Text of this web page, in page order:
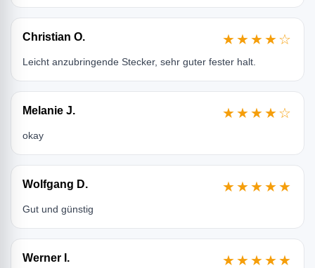
Christian O. ★★★★☆
Leicht anzubringende Stecker, sehr guter fester halt.
Melanie J. ★★★★☆
okay
Wolfgang D. ★★★★★
Gut und günstig
Werner I. ★★★★★